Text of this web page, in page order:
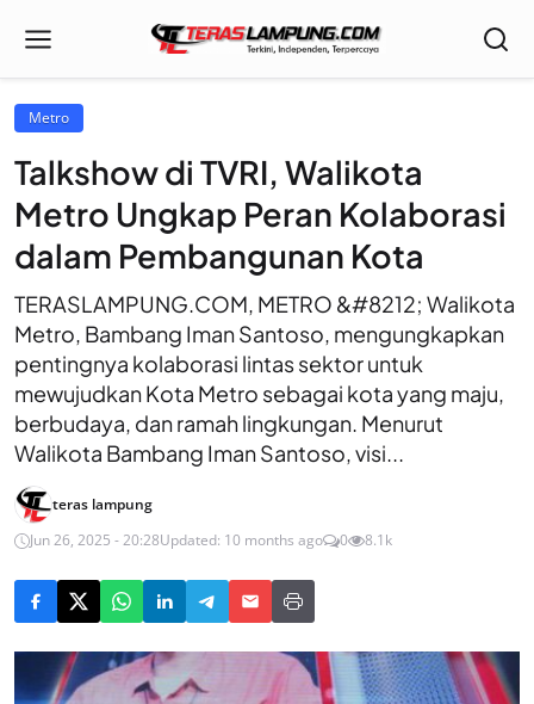
Metro
Talkshow di TVRI, Walikota
Metro Ungkap Peran Kolaborasi
dalam Pembangunan Kota
TERASLAMPUNG.COM, METRO &#8212; Walikota
Metro, Bambang Iman Santoso, mengungkapkan
pentingnya kolaborasi lintas sektor untuk
mewujudkan Kota Metro sebagai kota yang maju,
berbudaya, dan ramah lingkungan. Menurut
Walikota Bambang Iman Santoso, visi...
teras lampung
Jun 26, 2025 - 20:28Updated: 10 months ago 0 8.1k